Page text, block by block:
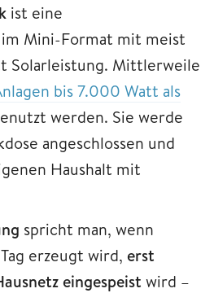
ist eine
Mini-Format mit meist
Solarleistung. Mittlerweile
bis 7.000 Watt als
werden. Sie werde
angeschlossen und
Haushalt mit
spricht man, wenn
erzeugt wird, erst
eingespeist wird –